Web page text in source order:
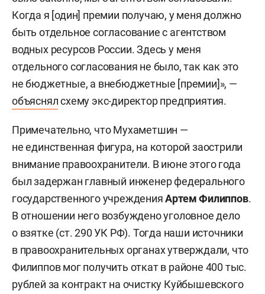
Когда я [один] премии получаю, у меня должно
быть отдельное согласование с агентством
водных ресурсов России. Здесь у меня
отдельного согласования не было, так как это
не бюджетные, а внебюджетные [премии]», —
объяснялсхему экс-директор предприятия.
Примечательно, что Мухаметшин —
не единственная фигура, на которой заострили
внимание правоохранители. В июне этого года
был задержан главный инженер федерального
государственного учрежденияАртем Филиппов.
В отношении него возбуждено уголовное дело
о взятке (ст. 290 УК РФ). Тогда наши источники
в правоохранительных органах утверждали, что
Филиппов мог получить откат в районе 400 тыс.
рублей за контракт на очистку Куйбышевского